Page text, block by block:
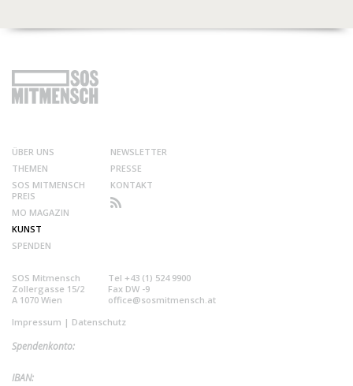
ÜBER UNS
THEMEN
SOS MITMENSCH
PREIS
MO MAGAZIN
KUNST
SPENDEN
NEWSLETTER
PRESSE
KONTAKT
SOS Mitmensch
Zollergasse 15/2
A 1070 Wien
Tel +43 (1) 524 9900
Fax DW -9
office@sosmitmensch.at
Impressum | Datenschutz
Spendenkonto:
IBAN: